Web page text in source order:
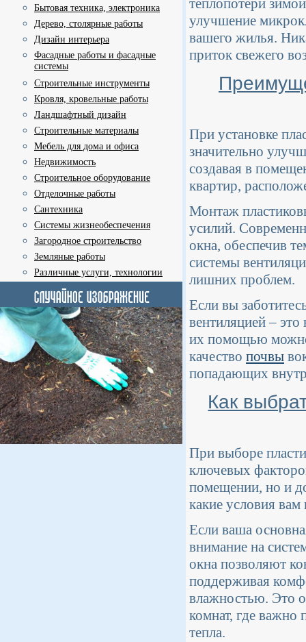
Бытовая техника, электроника
Дерево, столярные работы
Дизайн интерьера
Фасадные работы и фасадные
системы
Строительные инструменты
Кровля, кровельные работы
Ландшафтный дизайн
Строительные материалы
Мебель для дома и офиса
Недвижимость
Строительное оборудование
Отделочные работы
Сантехника
Системы жизнеобеспечения
Загородное строительство
Земляные работы
Различные услуги, технологии
теплопотери
улучшение
вашего жилья.
приток свежего
При установке
значительно
создавая в
квартир,
Монтаж
усилий.
окна, обеспечив
системы
лишних проблем.
Если вы
вентиляцией –
их помощью
качество почвы
попадающих
Как
При выборе
ключевых
помещении, но и
какие условия
Если ваша
внимание на
окна позволяют
поддерживая
влажностью. Это
комнат, где важно
тепла.